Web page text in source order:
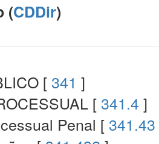
(CDDir)
[ 341 ]
[ 341.4 ]
Penal [ 341.43